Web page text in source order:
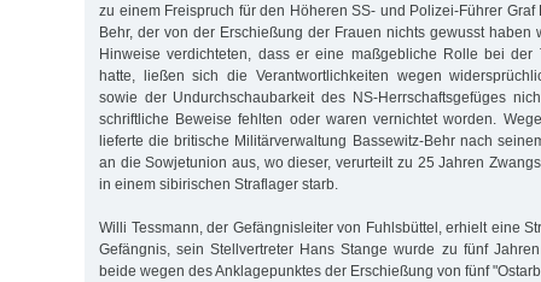
zu einem Freispruch für den Höheren SS- und Polizei-Führer Graf
Behr, der von der Erschießung der Frauen nichts gewusst haben
Hinweise verdichteten, dass er eine maßgebliche Rolle bei der
hatte, ließen sich die Verantwortlichkeiten wegen
sowie der Undurchschaubarkeit des NS-Herrschaftsgefüges
schriftliche Beweise fehlten oder waren vernichtet worden.
lieferte die britische Militärverwaltung Bassewitz-Behr nach
an die Sowjetunion aus, wo dieser, verurteilt zu 25 Jahren
in einem sibirischen Straflager starb.
Willi Tessmann, der Gefängnisleiter von Fuhlsbüttel, erhielt eine
Gefängnis, sein Stellvertreter Hans Stange wurde zu fünf
beide wegen des Anklagepunktes der Erschießung von fünf